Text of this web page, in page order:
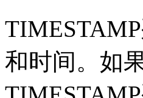
TIMESTAMP
和时间。如